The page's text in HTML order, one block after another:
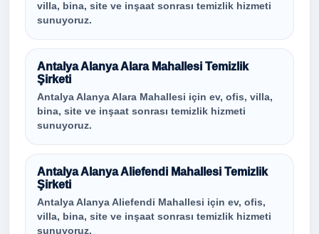
villa, bina, site ve inşaat sonrası temizlik hizmeti
sunuyoruz.
Antalya Alanya Alara Mahallesi Temizlik
Şirketi
Antalya Alanya Alara Mahallesi için ev, ofis, villa,
bina, site ve inşaat sonrası temizlik hizmeti
sunuyoruz.
Antalya Alanya Aliefendi Mahallesi Temizlik
Şirketi
Antalya Alanya Aliefendi Mahallesi için ev, ofis,
villa, bina, site ve inşaat sonrası temizlik hizmeti
sunuyoruz.